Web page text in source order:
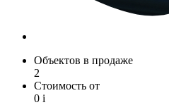
Объектов в продаже
2
Стоимость от
0 i